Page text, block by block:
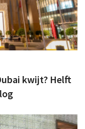
kwijt? Helft